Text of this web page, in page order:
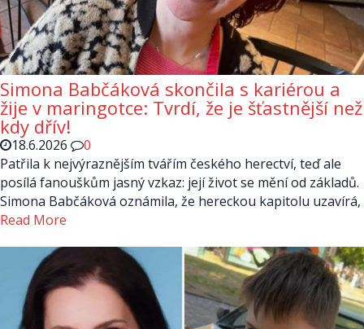
Simona Babčáková skončila s kariérou a
žije v maringotce: Tvrdí, že je šťastnější než
kdy dřív!
18.6.2026
0
Patřila k nejvýraznějším tvářím českého herectví, teď ale
posílá fanouškům jasný vzkaz: její život se mění od základů.
Simona Babčáková oznámila, že hereckou kapitolu uzavírá,
Read More